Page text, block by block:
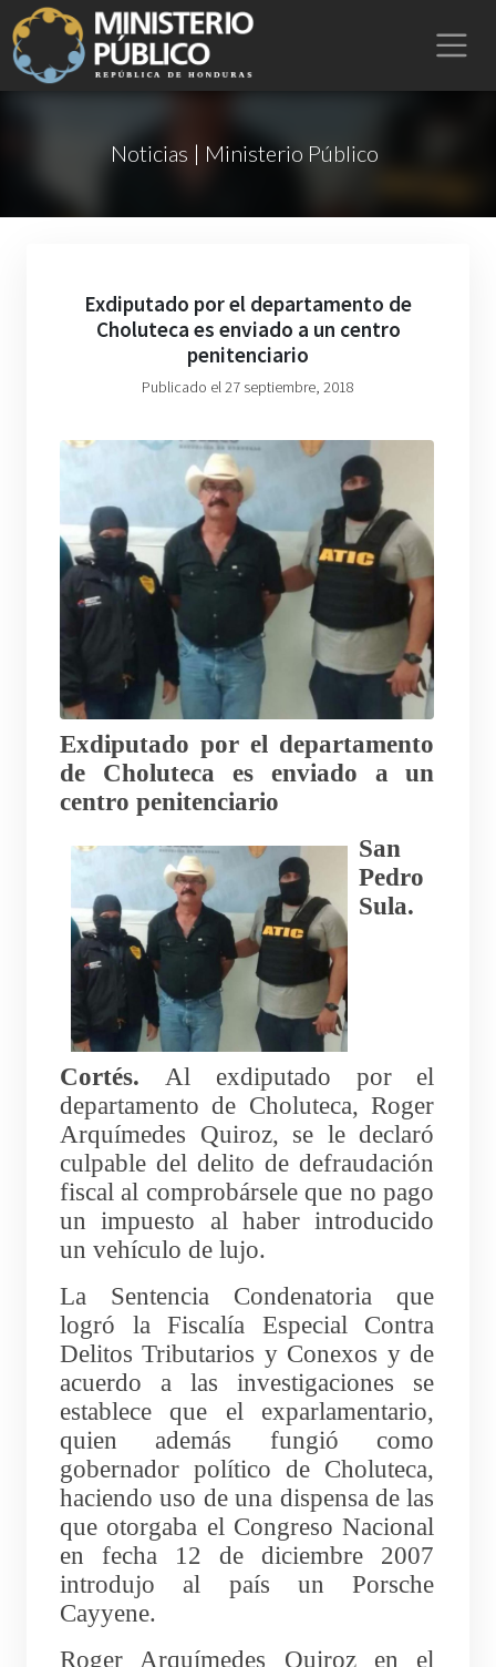
Noticias | Ministerio Público
Exdiputado por el departamento de
Choluteca es enviado a un centro
penitenciario
Publicado el 27 septiembre, 2018
Exdiputado por el departamento
de Choluteca es enviado a un
centro penitenciario
San
Pedro
Sula.
Cortés. Al exdiputado por el
departamento de Choluteca, Roger
Arquímedes Quiroz, se le declaró
culpable del delito de defraudación
fiscal al comprobársele que no pago
un impuesto al haber introducido
un vehículo de lujo.
La Sentencia Condenatoria que
logró la Fiscalía Especial Contra
Delitos Tributarios y Conexos y de
acuerdo a las investigaciones se
establece que el exparlamentario,
quien además fungió como
gobernador político de Choluteca,
haciendo uso de una dispensa de las
que otorgaba el Congreso Nacional
en fecha 12 de diciembre 2007
introdujo al país un Porsche
Cayyene.
Roger Arquímedes Quiroz en el